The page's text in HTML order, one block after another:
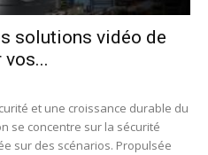
solutions vidéo de
et une croissance durable du
se concentre sur la sécurité
sur des scénarios. Propulsée